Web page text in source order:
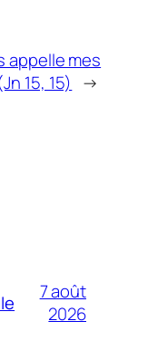
appelle mes
15, 15) →
7 août
2026